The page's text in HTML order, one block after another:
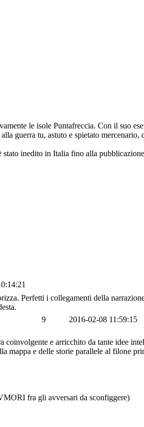
le isole Puntafreccia. Con il suo
guerra tu, astuto e spietato
stato inedito in Italia fino alla
Perfetti i collegamenti della
9
2016-02-08 11:59:15
coinvolgente e arricchito da tante idee
mappa e delle storie parallele al filone
fra gli avversari da sconfiggere)